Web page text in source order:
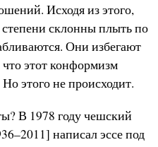
Исходя из этого,
степени склонны плыть по
Они избегают
этот конформизм
этого не происходит.
В 1978 году чешский
написал эссе под